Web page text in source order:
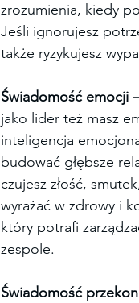
zrozumienia, kiedy
Jeśli ignorujesz
także ryzykujesz
Świadomość emocji
jako lider też masz
inteligencja
budować głębsze
czujesz złość,
wyrażać w zdrowy i
który potrafi
zespole.
Świadomość